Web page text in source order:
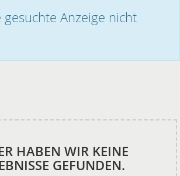
Anzeige nicht
HABEN WIR KEINE
GEFUNDEN.